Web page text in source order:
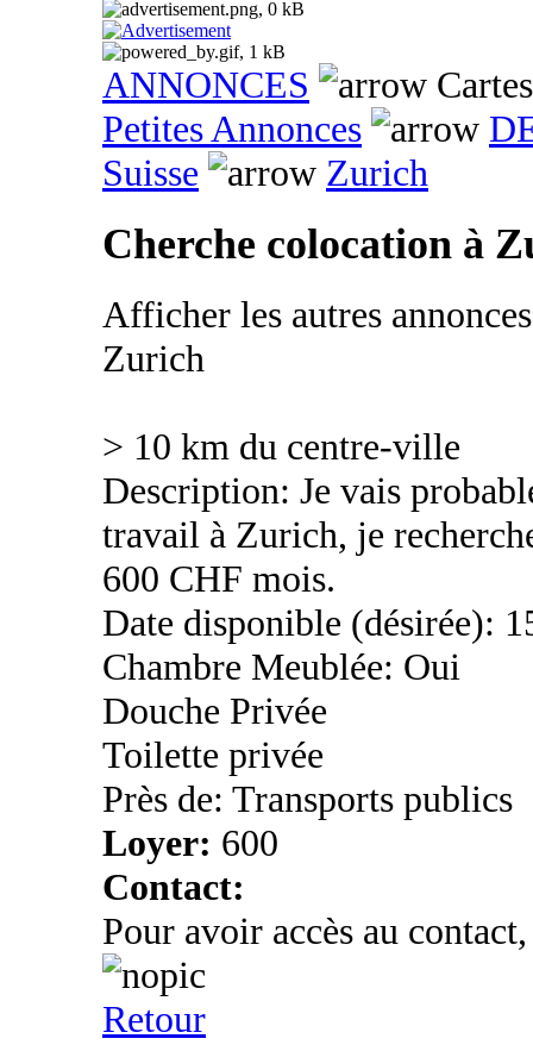
ANNONCES
Cartes
Petites Annonces
Suisse
Zurich
Cherche colocation à
Afficher les autres
Zurich
> 10 km du centre-ville
Description: Je vais
travail à Zurich, je
600 CHF mois.
Date disponible (désirée):
Chambre Meublée: Oui
Douche Privée
Toilette privée
Près de: Transports publics
Loyer: 600
Contact:
Pour avoir accès au
Retour